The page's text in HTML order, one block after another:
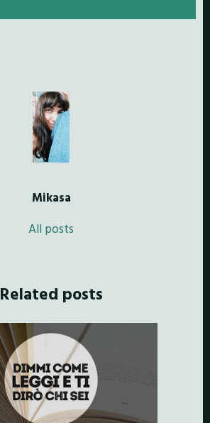
Mikasa
All posts
Related posts